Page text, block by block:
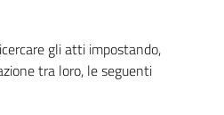
gli atti impostando,
tra loro, le seguenti